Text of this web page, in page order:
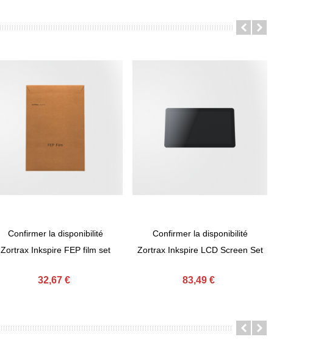
View More
Confirmer la disponibilité
Zortrax Inkspire FEP film set
32,67 €
View More
Confirmer la disponibilité
Zortrax Inkspire LCD Screen Set
83,49 €